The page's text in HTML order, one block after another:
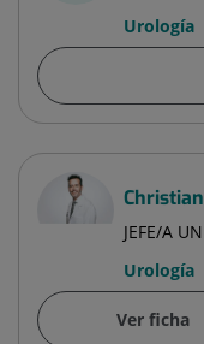
Urología
JEFE/A
Urología
Ver ficha